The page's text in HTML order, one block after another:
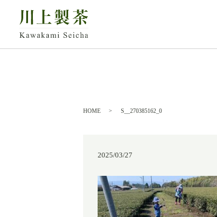
HOME S__270385162_0
2025/03/27